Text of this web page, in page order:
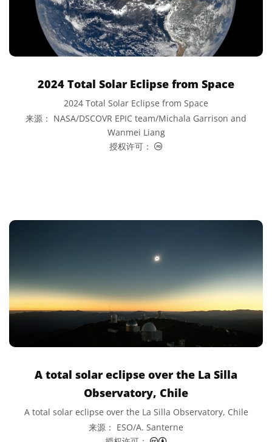
2024 Total Solar Eclipse from Space
2024 Total Solar Eclipse from Space
来源： NASA/DSCOVR EPIC team/Michala Garrison and
Wanmei Liang
授权许可：
公共领域 图标
A total solar eclipse over the La Silla
Observatory, Chile
A total solar eclipse over the La Silla Observatory, Chile
来源： ESO/A. Santerne